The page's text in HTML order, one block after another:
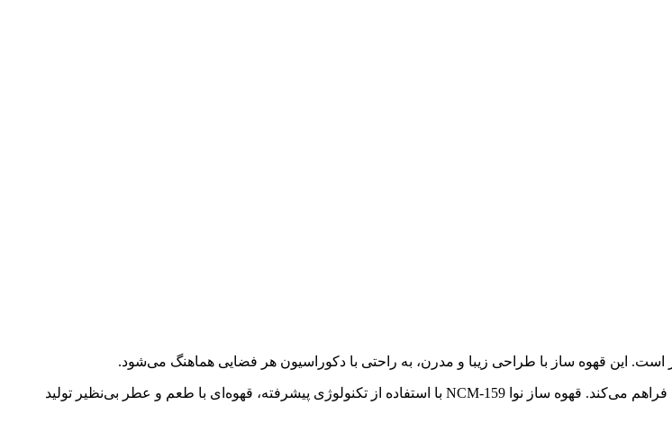
این مدل دارای ظرفیت ۱.۲ لیتر است که امکان تهیه قهوه برای چند نفر را به صورت همزمان فراهم می‌کند. قهوه ساز نوا NCM-159 با استفاده از تکنولوژی پیشرفته، قهوه‌ای با طعم و عطر بی‌نظیر تولید